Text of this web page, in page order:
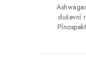
duševní